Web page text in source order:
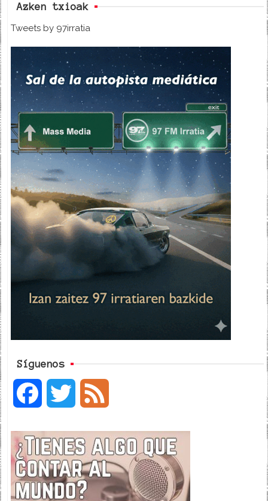
Azken txioak
Tweets by 97irratia
Síguenos
c
e
i
t
e
d